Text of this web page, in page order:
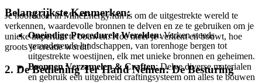
Belangrijkste Kenmerken:
Oneindige Procedurele Werelden: Verken steeds
veranderende landschappen, van torenhoge bergen tot
uitgestrekte woestijnen, elk met unieke bronnen en geheimen.
Bronnen Verzamelen & Craften: Delve diverse materialen
en gebruik een uitgebreid craftingsysteem om alles te bouwen
Je hoofddoel in MineEnergy.fun is om de uitgestrekte wereld te
verkennen, waardevolle bronnen te delven en ze te gebruiken om je
unieke imperium te bouwen. Hoe meer je verkent en bouwt, hoe
groots je creatie wordt!
2. De Bediening Ter Hand Nemen: De Besturing